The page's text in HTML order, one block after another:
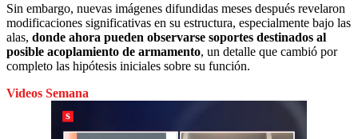
Sin embargo, nuevas imágenes difundidas meses después revelaron
modificaciones significativas en su estructura, especialmente bajo las
alas, donde ahora pueden observarse soportes destinados al
posible acoplamiento de armamento, un detalle que cambió por
completo las hipótesis iniciales sobre su función.
Videos Semana